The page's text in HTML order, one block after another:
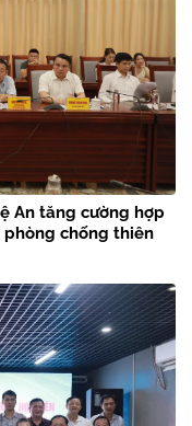
An tăng cường hợp
phòng chống thiên